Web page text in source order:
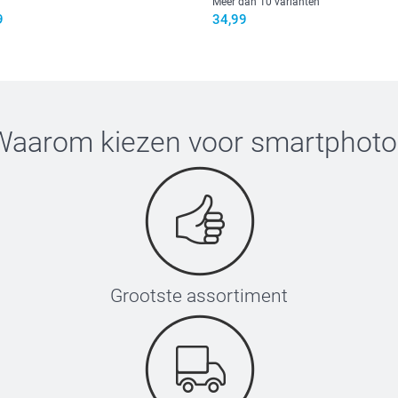
34,99
kiezen voor smartphoto
Grootste assortiment